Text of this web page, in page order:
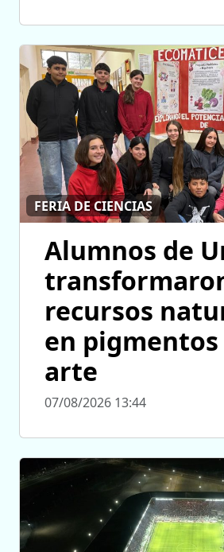
FERIA DE CIENCIAS
Alumnos de
recursos
en pigmentos
arte
07/08/2026 13:44